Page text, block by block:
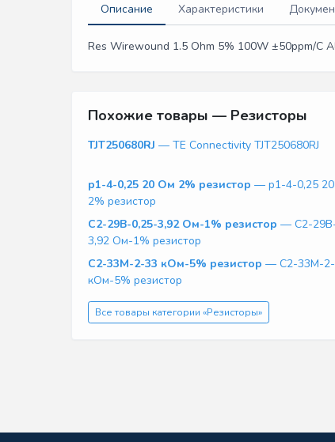
Описание Характеристики
Res Wirewound 1.5 Ohm 5% 100W ±50ppm/C
Похожие товары — Резисторы
TJT250680RJ — TE Connectivity TJT250680RJ
р1-4-0,25 20 Ом 2% резистор — р1-4-0,25
2% резистор
С2-29В-0,25-3,92 Ом-1% резистор — С2-
3,92 Ом-1% резистор
С2-33М-2-33 кОм-5% резистор — С2-33М-
кОм-5% резистор
Все товары категории «Резисторы»